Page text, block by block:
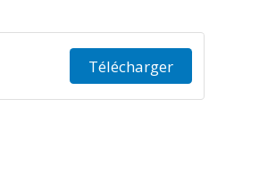
Télécharger